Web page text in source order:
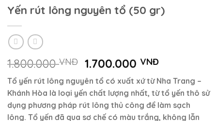
Yến rút lông nguyên tổ (50 gr)
1.800.000VNĐ 1.700.000 VNĐ
Tổ yến rút lông nguyên tổ có xuất xứ từ Nha Trang –
Khánh Hòa là loại yến chất lượng nhất, từ tổ yến thô sử
dụng phương pháp rút lông thủ công để làm sạch
lông. Tổ yến đã qua sơ chế có màu trắng, không lẫn